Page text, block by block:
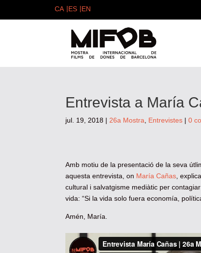
Entrevista a María
jul. 19, 2018 | 26a Mostra Entrevistes |0
Amb motiu de la presentació de la seva
aquesta entrevista, on María Cañas,
cultural i salvatgisme mediàtic per
vida: “Si la vida solo fuera economía,
Amén, María.